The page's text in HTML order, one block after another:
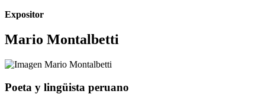
Expositor
Mario Montalbetti
Poeta y lingüista peruano